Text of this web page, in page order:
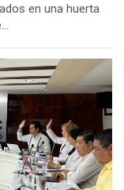
en una huerta